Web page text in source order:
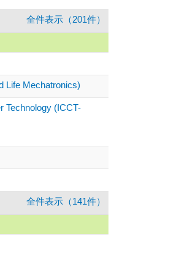
全件表示（201件）
Life Mechatronics)
Technology (ICCT-
全件表示（141件）